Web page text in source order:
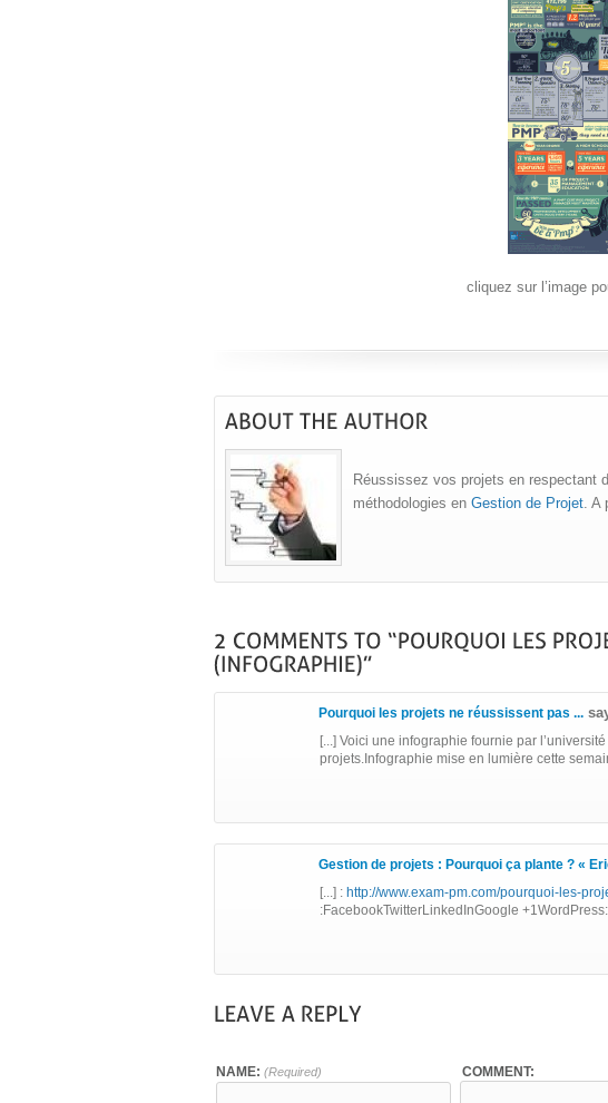
cliquez sur l’image
Réussissez vos projets en respectant
méthodologies en Gestion de Projet .
Pourquoi les projets ne réussissent pas ...
[...] Voici une infographie fournie par
projets.Infographie mise en lumière cette
Gestion de projets : Pourquoi ça plante ? «
[...] : http://www.exam-pm.com/pourquoi-les-
:FacebookTwitterLinkedInGoogle
NAME: (Required) COMMENT: